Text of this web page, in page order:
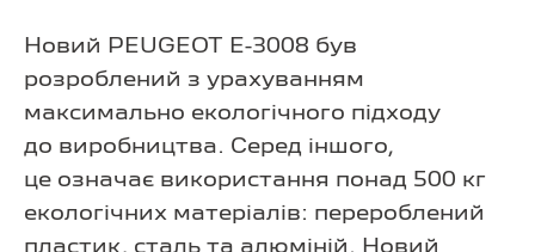
Новий PEUGEOT E-3008 був
розроблений з урахуванням
максимально екологічного підходу
до виробництва. Серед іншого,
це означає використання понад 500 кг
екологічних матеріалів: перероблений
пластик, сталь та алюміній. Новий